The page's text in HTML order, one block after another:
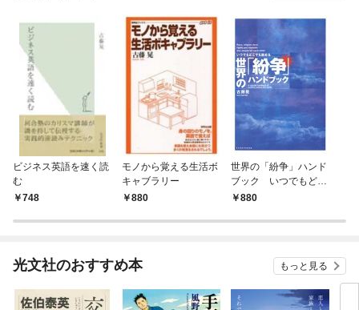
ビジネス英語を速く読
む
748
モノから覚える生活ボ
キャブラリー
880
世界の「紛争」ハンド
ブック いつでもどこ
でも読める
880
光文社のおすすめ本 もっと見る